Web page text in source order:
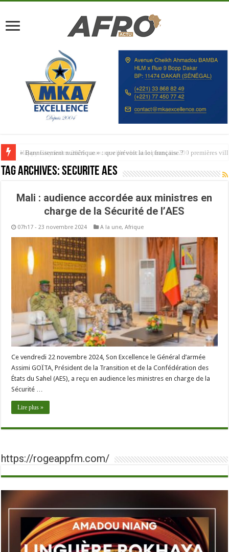
Happy City Index 2026 : aucune ville africaine parmi les 200 premières
Tag Archives:Sécurité AES
Mali : audience accordée aux ministres en
charge de la Sécurité de l’AES
07h17 - 23 novembre 2024 A la une,Afrique
Ce vendredi 22 novembre 2024, Son Excellence le Général d’armée
Assimi GOÏTA, Président de la Transition et de la Confédération des
États du Sahel (AES), a reçu en audience les ministres en charge de la
Sécurité …
Lire plus »
https://rogeappfm.com/